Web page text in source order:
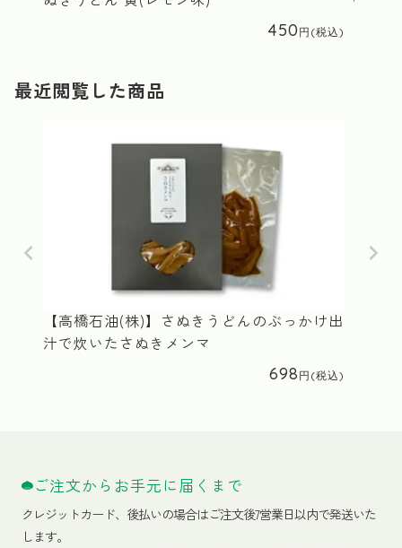
450
最近閲覧した商品
【高橋石油(株)】さぬきうどんのぶっかけ出
汁で炊いたさぬきメンマ
698
ご注文からお手元に届くまで
クレジットカード、 後払いの場合はご注文後7営業日以内で発送いた
します。